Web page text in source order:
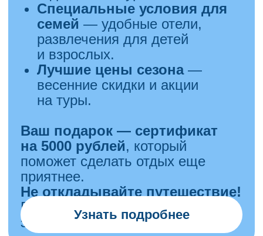
Также у нас можно провести
детские и взрослые дни
рождения, девичники
и корпоративы!
Такого мастер-класса в Казани
нет.
Вы можете создать свой
класса забрать с собой;
У нас очень качественные
базы и сам продукт;
Красивая студия в центре
города.